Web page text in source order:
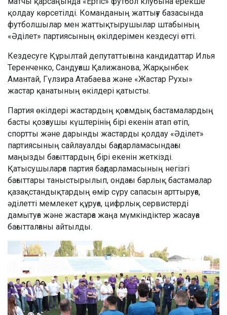
қолдау көрсетілді. Команданың жаттығу базасында
футболшылар мен жаттықтырушылар штабының
«Әділет» партиясының өкілдерімен кездесуі өтті.
Кездесуге Құрылтай депутаттығына кандидаттар Илья
Теренченко, Сандуғаш Қалижанова, Жарқынбек
Амантай, Гүлзира Атабаева және «Жастар Рухы»
жастар қанатының өкілдері қатысты.
Партия өкілдері жастардың қоғамдық бастамалардың
басты қозғаушы күштерінің бірі екенін атап өтіп,
спортты және дарынды жастарды қолдау «Әділет»
партиясының сайлауалды бағдарламасындағы
маңызды бағыттардың бірі екенін жеткізді.
Қатысушыларға партия бағдарламасының негізгі
бағыттары таныстырылып, ондағы барлық бастамалар
қазақстандықтардың өмір сүру сапасын арттыруға,
әділетті мемлекет құруға, цифрлық сервистерді
дамытуға және жастарға жаңа мүмкіндіктер жасауға
бағытталғаны айтылды.